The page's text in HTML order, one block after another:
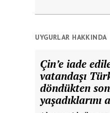
UYGURLAR HAKKINDA
Çin’e iade
vatandaşı
döndükten
yaşadıklarını